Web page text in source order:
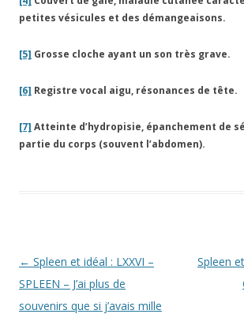
petites vésicules et des démangeaisons.
[5] Grosse cloche ayant un son très grave.
[6] Registre vocal aigu, résonances de tête.
[7] Atteinte d’hydropisie, épanchement de
partie du corps (souvent l’abdomen).
Navigation
des
articles
← Spleen et idéal : LXXVI –
SPLEEN – J’ai plus de
souvenirs que si j’avais mille
Spleen